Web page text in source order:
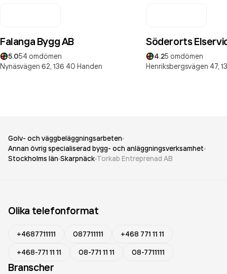
Falanga Bygg AB
5.054 omdömen
Nynäsvägen 62, 136 40 Handen
Söderorts
4.25 omdömen
Henriksbergsvägen 47,
Golv- och väggbeläggningsarbeten
Annan övrig specialiserad bygg- och anläggningsverksamhet
Stockholms län Skarpnäck Torkab Entreprenad AB
Olika telefonformat
+4687711111 087711111
+468 771 11 11
+468-771 11 11
08-771 11 11 08-7711111
Branscher